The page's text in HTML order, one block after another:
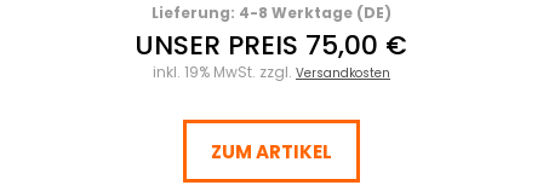
Lieferung: 4-8 Werktage (DE)
UNSER PREIS 75,00 €
inkl. 19% MwSt. zzgl. Versandkosten
ZUM ARTIKEL